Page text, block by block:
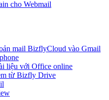
cho Webmail
mail BizflyCloud vào Gmail
liệu với Office online
từ Bizfly Drive